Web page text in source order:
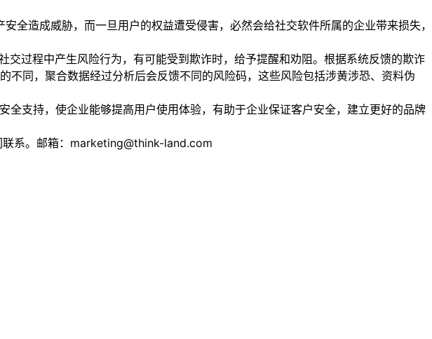
造成威胁，而一旦用户的权益遭受侵害，必然会给社交软件所属的企业带来损失，
过程中产生风险行为，有可能受到欺诈时，给予提醒和劝阻。根据系统反馈的欺诈
同，聚合数据经过分析后会反馈不同的风险码，这些风险包括涉黄涉恐、资料伪
支持，使企业能够提高用户使用体验，有助于企业保证客户安全，建立更好的品牌
联系。邮箱：marketing@think-land.com